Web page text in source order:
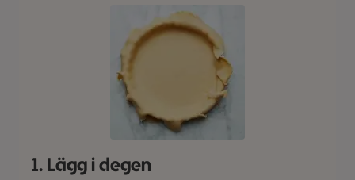
1. Lägg i degen